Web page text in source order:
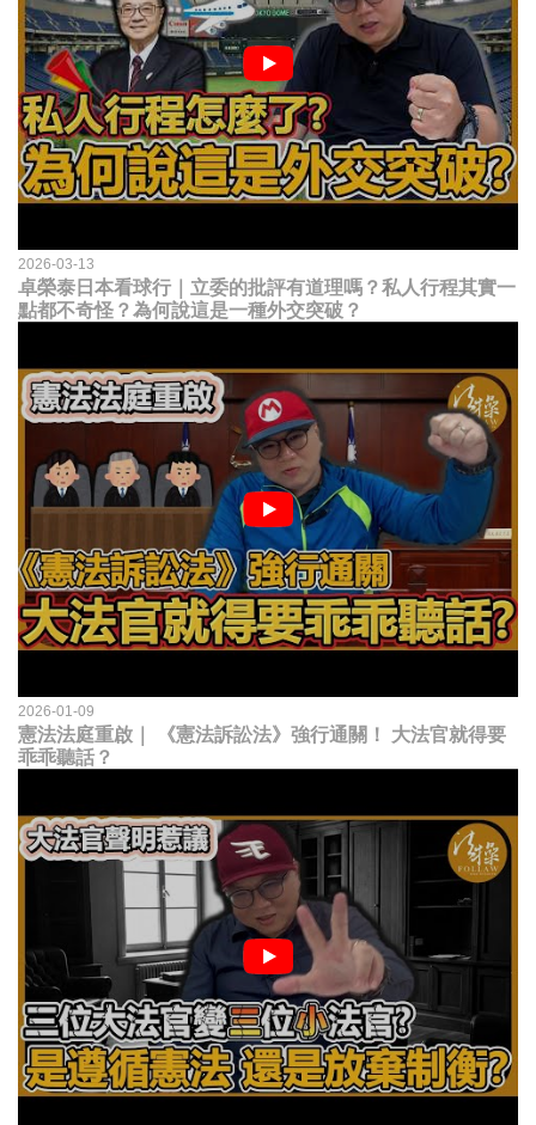
2026-03-13
卓榮泰日本看球行｜立委的批評有道理嗎？私人行程其實一
點都不奇怪？為何說這是一種外交突破？
2026-01-09
憲法法庭重啟｜ 《憲法訴訟法》強行通關！ 大法官就得要
乖乖聽話？